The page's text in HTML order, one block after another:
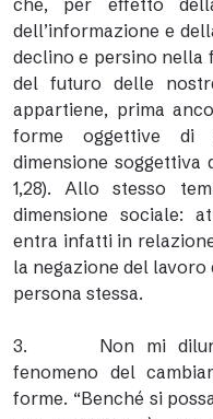
che, per effetto
dell’informazione e
declino e persino
del futuro delle
appartiene, prima
forme oggettive di
dimensione soggettiva
1,28). Allo stesso
dimensione sociale:
entra infatti in
la negazione del lavoro
persona stessa.
3. Non mi dilungo
fenomeno del
forme. “Benché si